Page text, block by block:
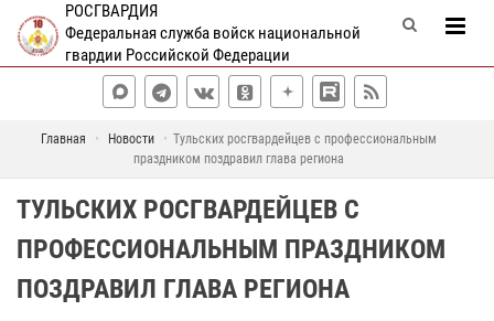
РОСГВАРДИЯ
Федеральная служба войск национальной
гвардии Российской Федерации
Главная Новости
Тульских росгвардейцев с профессиональным
праздником поздравил глава региона
ТУЛЬСКИХ РОСГВАРДЕЙЦЕВ С
ПРОФЕССИОНАЛЬНЫМ ПРАЗДНИКОМ
ПОЗДРАВИЛ ГЛАВА РЕГИОНА